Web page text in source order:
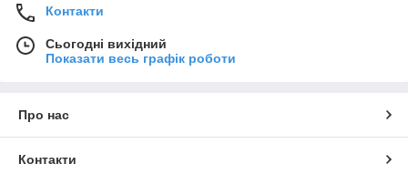
Контакти
Сьогодні вихідний
Показати весь графік роботи
Про нас
Контакти